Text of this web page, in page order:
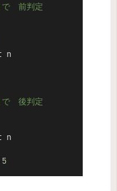
　前判定
n
　後判定
n
5